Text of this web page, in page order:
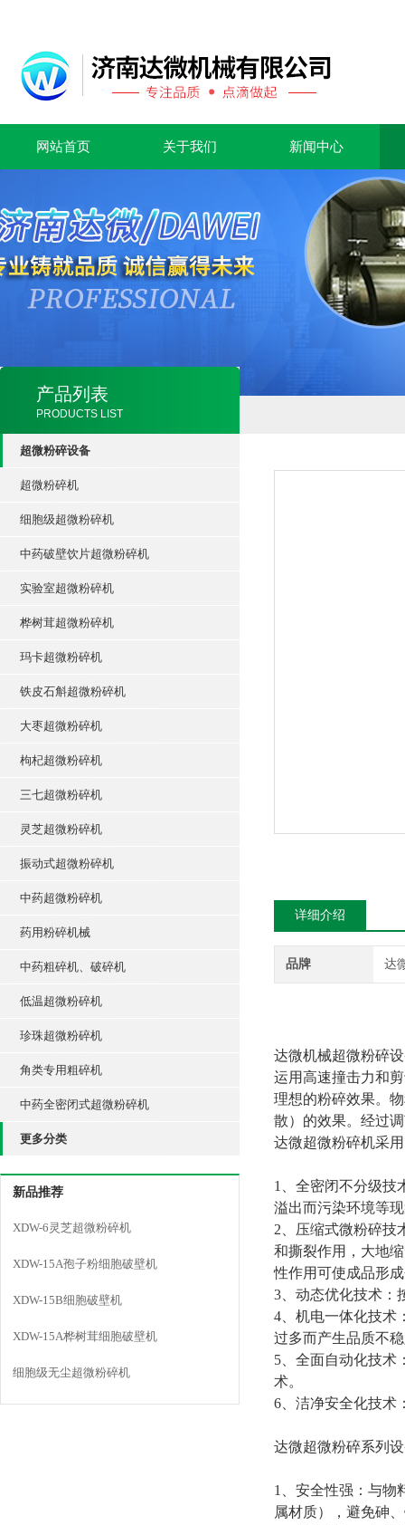
网站首页 关于我们 新闻中心
产品列表
PRODUCTS LIST
超微粉碎设备
超微粉碎机
细胞级超微粉碎机
中药破壁饮片超微粉碎机
实验室超微粉碎机
桦树茸超微粉碎机
玛卡超微粉碎机
铁皮石斛超微粉碎机
大枣超微粉碎机
枸杞超微粉碎机
三七超微粉碎机
灵芝超微粉碎机
振动式超微粉碎机
中药超微粉碎机
药用粉碎机械
中药粗碎机、破碎机
低温超微粉碎机
珍珠超微粉碎机
角类专用粗碎机
中药全密闭式超微粉碎机
更多分类
新品推荐
XDW-6灵芝超微粉碎机
XDW-15A孢子粉细胞破壁机
XDW-15B细胞破壁机
XDW-15A桦树茸细胞破壁机
细胞级无尘超微粉碎机
详细介绍
品牌 达
达微机械超微粉碎
运用高速撞击力和
理想的粉碎效果。
散）的效果。经过
达微超微粉碎机采
1
、全密闭不分级
溢出而污染环境等
2 、压缩式微粉碎
和撕裂作用，大地
性作用可使成品形
3 、动态优化技术
4 、机电一体化技
过多而产生品质不
5 、全面自动化技
术。
6 、洁净安全化技
达微超微粉碎系列
1
、安全性强：与
属材质）
，避免砷